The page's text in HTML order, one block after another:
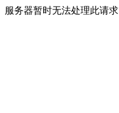
服务器暂时无法处理此请求